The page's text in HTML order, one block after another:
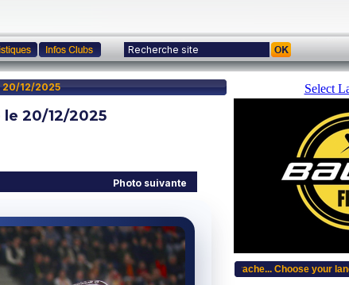
20/12/2025
20/12/2025
Photo suivante
Select
...Bitte w�hlen Sie Ihre Sprache... Choose your